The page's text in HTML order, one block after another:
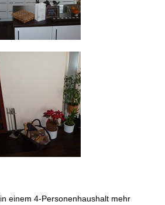
einem 4-Personenhaushalt mehr